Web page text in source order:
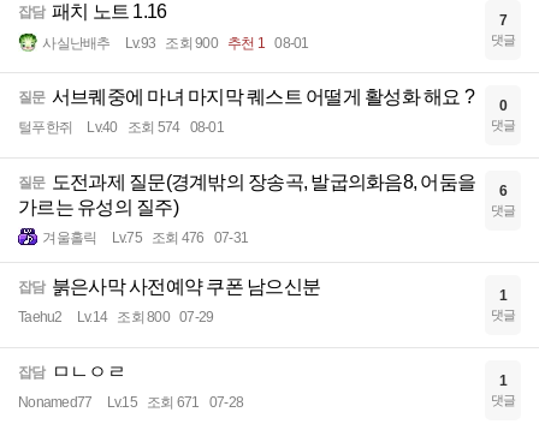
잡담 패치 노트 1.16
사실난배추 Lv.93 조회 900 추천 1 08-01
7
댓글
질문 서브퀘중에 마녀 마지막 퀘스트 어떨게 활성화 해요 ?
털푸한쥐 Lv.40 조회 574 08-01
0
댓글
질문 도전과제 질문(경계밖의 장송곡, 발굽의화음8, 어둠을
가르는 유성의 질주)
겨울홀릭 Lv.75 조회 476 07-31
6
댓글
잡담 붉은사막 사전예약 쿠폰 남으신분
Taehu2 Lv.14 조회 800 07-29
1
댓글
잡담 ㅁㄴㅇㄹ
Nonamed77 Lv.15 조회 671 07-28
1
댓글